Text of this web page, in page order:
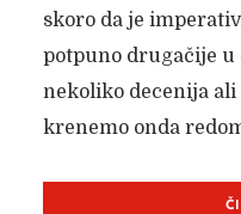
skoro da je
potpuno drugačije u
nekoliko decenija ali
krenemo onda